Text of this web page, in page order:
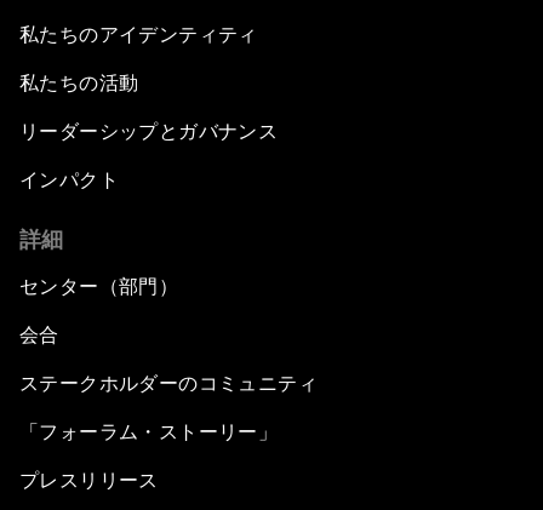
私たちのアイデンティティ
私たちの活動
リーダーシップとガバナンス
インパクト
詳細
センター（部門）
会合
ステークホルダーのコミュニティ
「フォーラム・ストーリー」
プレスリリース